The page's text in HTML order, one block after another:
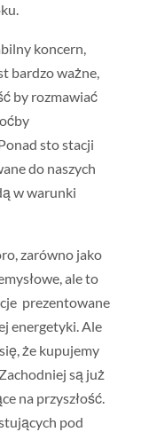
koncern,
bardzo ważne,
by rozmawiać
sto stacji
do naszych
w warunki
zarówno jako
ale to
prezentowane
energetyki. Ale
że kupujemy
są już
na przyszłość.
pod